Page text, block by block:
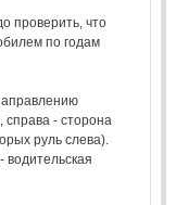
проверить, что
по годам
справа - сторона
руль слева).
водительская